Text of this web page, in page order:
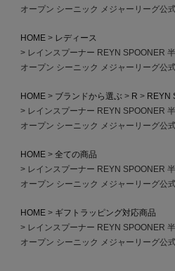
オープン シーニック メジャーリーグ公
HOME
レディース
レインスプーナー REYN SPOONER
オープン シーニック メジャーリーグ公
HOME ブランドから選ぶ R
REYN
レインスプーナー REYN SPOONER
オープン シーニック メジャーリーグ公
HOME
全ての商品
レインスプーナー REYN SPOONER
オープン シーニック メジャーリーグ公
HOME
ギフトラッピング対応商品
レインスプーナー REYN SPOONER
オープン シーニック メジャーリーグ公